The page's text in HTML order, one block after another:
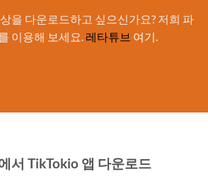
을 다운로드하고 싶으신가요? 저희 파
이용해 보세요. 레타튜브 여기.
서 TikTokio 앱 다운로드